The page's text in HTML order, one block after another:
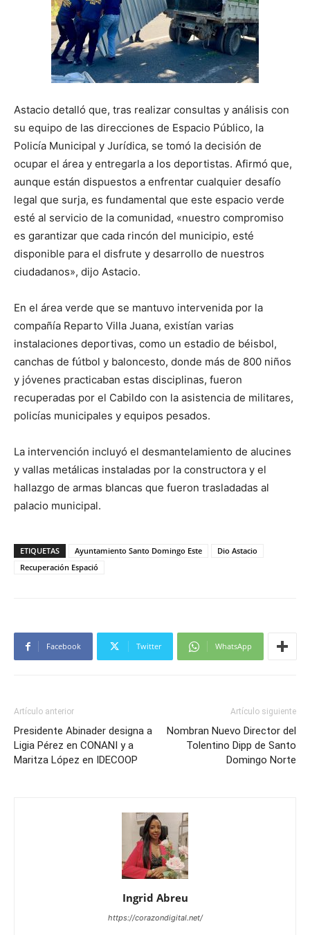
Astacio detalló que, tras realizar consultas y análisis con
su equipo de las direcciones de Espacio Público, la
Policía Municipal y Jurídica, se tomó la decisión de
ocupar el área y entregarla a los deportistas. Afirmó que,
aunque están dispuestos a enfrentar cualquier desafío
legal que surja, es fundamental que este espacio verde
esté al servicio de la comunidad, «nuestro compromiso
es garantizar que cada rincón del municipio, esté
disponible para el disfrute y desarrollo de nuestros
ciudadanos», dijo Astacio.
En el área verde que se mantuvo intervenida por la
compañía Reparto Villa Juana, existían varias
instalaciones deportivas, como un estadio de béisbol,
canchas de fútbol y baloncesto, donde más de 800 niños
y jóvenes practicaban estas disciplinas, fueron
recuperadas por el Cabildo con la asistencia de militares,
policías municipales y equipos pesados.
La intervención incluyó el desmantelamiento de alucines
y vallas metálicas instaladas por la constructora y el
hallazgo de armas blancas que fueron trasladadas al
palacio municipal.
ETIQUETAS Ayuntamiento Santo Domingo Este
Dio Astacio
Recuperación Espació
Facebook Twitter WhatsApp
Artículo anterior
Presidente Abinader designa a
Ligia Pérez en CONANI y a
Maritza López en IDECOOP
Artículo siguiente
Nombran Nuevo Director del
Tolentino Dipp de Santo
Domingo Norte
Ingrid Abreu
https://corazondigital.net/